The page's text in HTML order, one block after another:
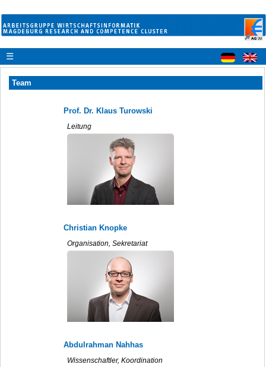
☰
Team
Prof. Dr. Klaus Turowski
Leitung
Christian Knopke
Organisation, Sekretariat
Abdulrahman Nahhas
Wissenschaftler, Koordination